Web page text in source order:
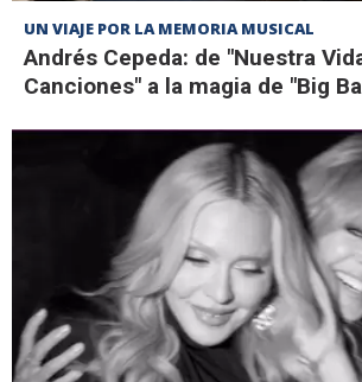
UN VIAJE POR LA MEMORIA MUSICAL
Andrés Cepeda: de "Nuestra
Canciones" a la magia de "Big